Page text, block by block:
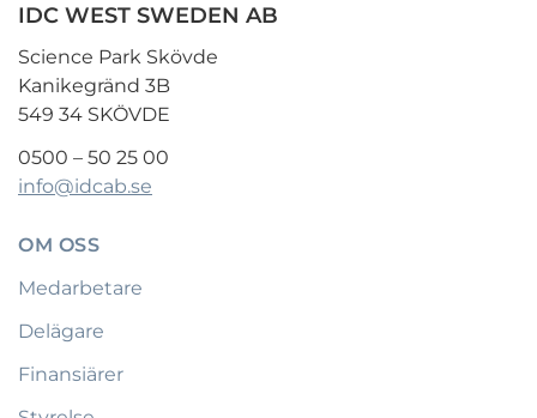
IDC WEST SWEDEN AB
Science Park Skövde
Kanikegränd 3B
549 34 SKÖVDE
0500 – 50 25 00
info@idcab.se
OM OSS
Medarbetare
Delägare
Finansiärer